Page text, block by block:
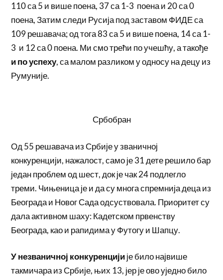
110 са 5 и више поена, 37 са 1-3 поена и 20 са 0
поена, Затим следи Русија под заставом ФИДЕ са
109 решавача; од тога 83 са 5 и више поена, 14 са 1-
3 и 12 са 0 поена. Ми смо трећи по учешћу, а такође
и по успеху, са малом разликом у односу на децу из
Румуније.
Србобран
Од 55 решавача из Србије у званичној
конкуренцији, нажалост, само је 31 дете решило бар
један проблем од шест, док је чак 24 подлегло
треми. Чињеница је и да су многа спремнија деца из
Београда и Новог Сада одсуствовала. Приоритет су
дала активном шаху: Кадетском првенству
Београда, као и рапидима у Футогу и Шапцу.
У незваничној конкуренцијије било највише
такмичара из Србије, њих 13, јер је ово уједно било